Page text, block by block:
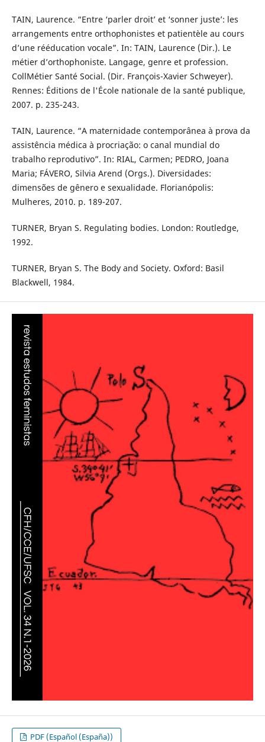
TAIN, Laurence. “Entre ‘parler droit’ et ‘sonner juste’: les
arrangements entre orthophonistes et patientèle au cours
d’une rééducation vocale”. In: TAIN, Laurence (Dir.). Le
métier d’orthophoniste. Langage, genre et profession.
CollMétier Santé Social. (Dir. François-Xavier Schweyer).
Rennes: Éditions de l'École nationale de la santé publique,
2007. p. 235-243.
TAIN, Laurence. “A maternidade contemporânea à prova da
assistência médica à procriação: o canal mundial do
trabalho reprodutivo”. In: RIAL, Carmen; PEDRO, Joana
Maria; FÁVERO, Silvia Arend (Orgs.). Diversidades:
dimensões de gênero e sexualidade. Florianópolis:
Mulheres, 2010. p. 189-207.
TURNER, Bryan S. Regulating bodies. London: Routledge,
1992.
TURNER, Bryan S. The Body and Society. Oxford: Basil
Blackwell, 1984.
PDF (Español (España))